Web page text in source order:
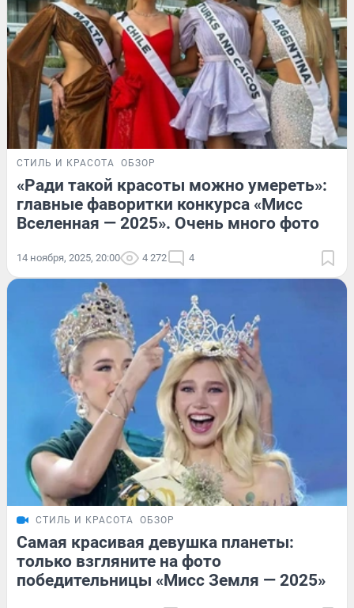
СТИЛЬ И КРАСОТА ОБЗОР
«Ради такой красоты можно умереть»:
главные фаворитки конкурса «Мисс
Вселенная — 2025». Очень много фото
14 ноября, 2025, 20:00 4 272 4
СТИЛЬ И КРАСОТА ОБЗОР
Самая красивая девушка планеты:
только взгляните на фото
победительницы «Мисс Земля — 2025»